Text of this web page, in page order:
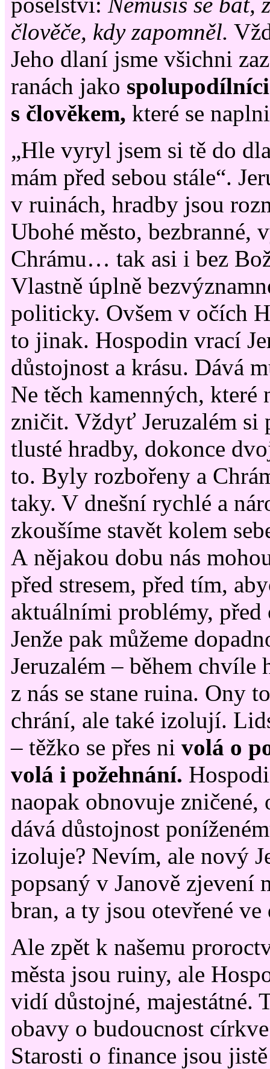
člověče, kdy zapomněl.
Jeho dlaní jsme všichni
ranách jako
s člověkem, které se
„Hle vyryl jsem si tě do
mám před sebou stále“.
v ruinách, hradby jsou
Ubohé město, bezbranné,
Chrámu… tak asi i bez
Vlastně úplně
politicky. Ovšem v očích
to jinak. Hospodin vrací
důstojnost a krásu. Dává
Ne těch kamenných, které
zničit. Vždyť Jeruzalém si
tlusté hradby, dokonce
to. Byly rozbořeny a
taky. V dnešní rychlé a
zkoušíme stavět kolem
A nějakou dobu nás
před stresem, před tím,
aktuálními problémy,
Jenže pak můžeme
Jeruzalém – během chvíle
z nás se stane ruina. Ony
chrání, ale také izolují.
– těžko se přes ni volá o
volá i požehnání.
naopak obnovuje zničené,
dává důstojnost
izoluje? Nevím, ale nový
popsaný v Janově zjevení
bran, a ty jsou otevřené
Ale zpět k našemu
města jsou ruiny, ale
vidí důstojné, majestátné.
obavy o budoucnost
Starosti o finance jsou jistě